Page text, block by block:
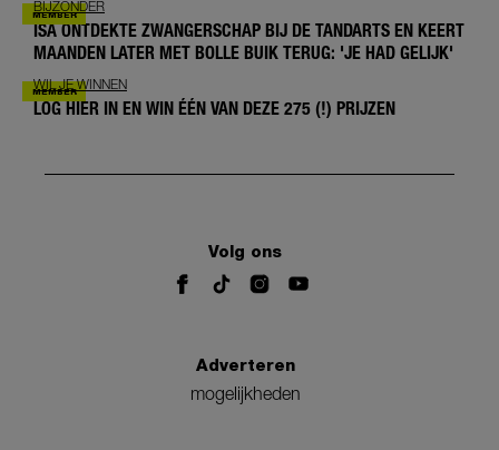
BIJZONDER
ISA ONTDEKTE ZWANGERSCHAP BIJ DE TANDARTS EN KEERT
MAANDEN LATER MET BOLLE BUIK TERUG: 'JE HAD GELIJK'
WIL JE WINNEN
LOG HIER IN EN WIN ÉÉN VAN DEZE 275 (!) PRIJZEN
Volg ons
Adverteren
mogelijkheden